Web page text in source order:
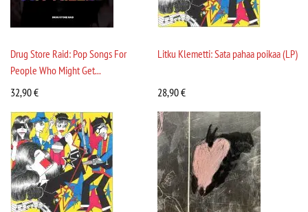
Drug Store Raid: Pop Songs For
People Who Might Get...
32,90€
Litku Klemetti: Sata pahaa poikaa (LP)
28,90€